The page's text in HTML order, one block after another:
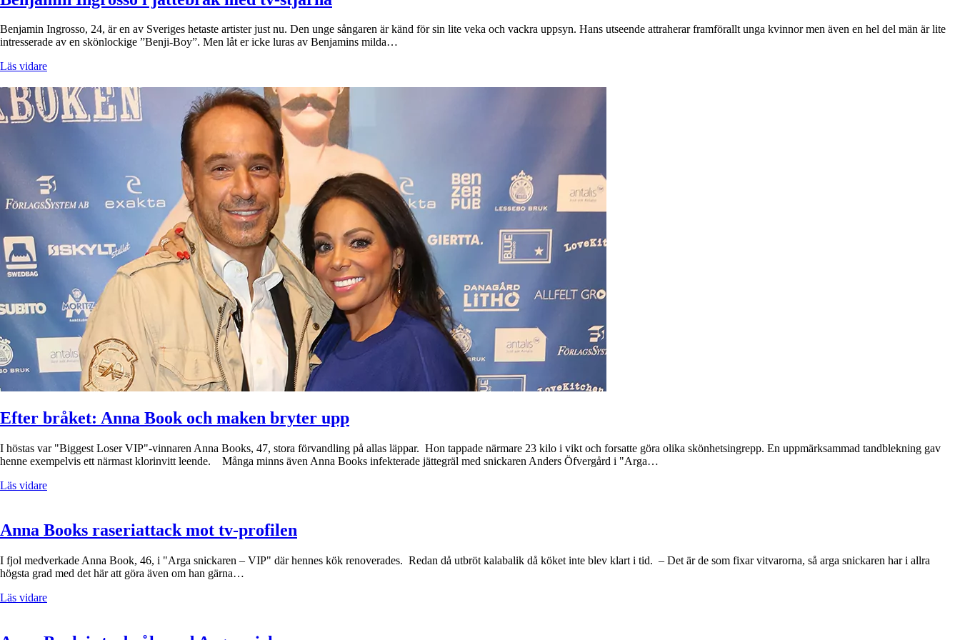
Benjamin Ingrosso, 24, är en av Sveriges hetaste artister just nu. Den unge sångaren är känd för sin lite veka och vackra uppsyn. Hans utseende attraherar framförallt unga kvinnor men även en hel del män är lite
intresserade av en skönlockige ”Benji-Boy”. Men låt er icke luras av Benjamins milda…
Läs vidare
Efter bråket: Anna Book och maken bryter upp
I höstas var "Biggest Loser VIP"-vinnaren Anna Books, 47, stora förvandling på allas läppar. Hon tappade närmare 23 kilo i vikt och forsatte göra olika skönhetsingrepp. En uppmärksammad tandblekning gav
henne exempelvis ett närmast klorinvitt leende. Många minns även Anna Books infekterade jättegräl med snickaren Anders Öfvergård i "Arga…
Läs vidare
Anna Books raseriattack mot tv-profilen
I fjol medverkade Anna Book, 46, i "Arga snickaren – VIP" där hennes kök renoverades. Redan då utbröt kalabalik då köket inte blev klart i tid. – Det är de som fixar vitvarorna, så arga snickaren har i allra
högsta grad med det här att göra även om han gärna…
Läs vidare